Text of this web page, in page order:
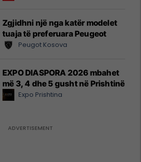
Zgjidhni një nga katër modelet
tuaja të preferuara Peugeot
Peugot Kosova
EXPO DIASPORA 2026 mbahet
më 3, 4 dhe 5 gusht në Prishtinë
Expo Prishtina